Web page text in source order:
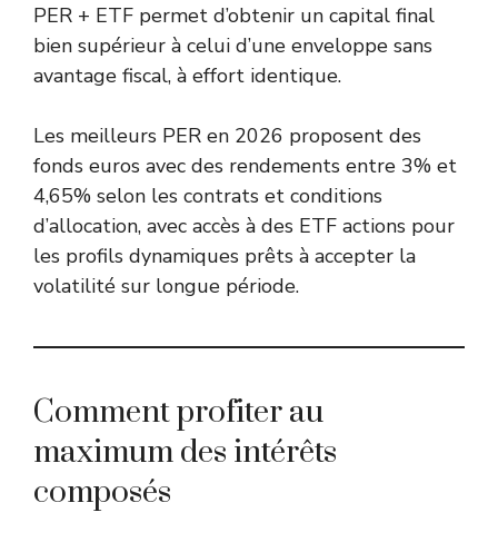
PER + ETF permet d’obtenir un capital final
bien supérieur à celui d’une enveloppe sans
avantage fiscal, à effort identique.
Les meilleurs PER en 2026 proposent des
fonds euros avec des rendements entre 3% et
4,65% selon les contrats et conditions
d’allocation, avec accès à des ETF actions pour
les profils dynamiques prêts à accepter la
volatilité sur longue période.
Comment profiter au
maximum des intérêts
composés